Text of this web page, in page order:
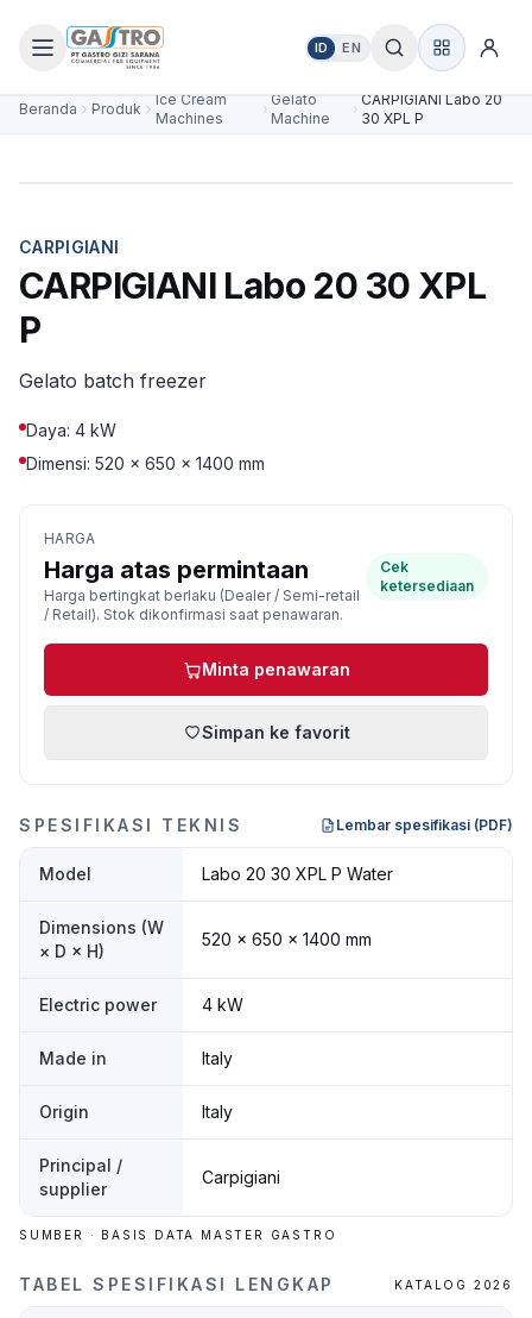
ID EN
Beranda Produk
Ice Cream
Machines
Gelato
Machine
CARPIGIANI Labo 20
30 XPL P
CARPIGIANI
CARPIGIANI Labo 20 30 XPL
P
Gelato batch freezer
Daya: 4 kW
Dimensi: 520 × 650 × 1400 mm
HARGA
Harga atas permintaan
Harga bertingkat berlaku (Dealer / Semi-retail
/ Retail). Stok dikonfirmasi saat penawaran.
Cek
ketersediaan
Minta penawaran
Simpan ke favorit
SPESIFIKASI TEKNIS Lembar spesifikasi (PDF)
Model Labo 20 30 XPL P Water
Dimensions (W
× D × H)
520 × 650 × 1400 mm
Electric power 4 kW
Made in Italy
Origin Italy
Principal /
supplier
Carpigiani
SUMBER · BASIS DATA MASTER GASTRO
TABEL SPESIFIKASI LENGKAP KATALOG 2026